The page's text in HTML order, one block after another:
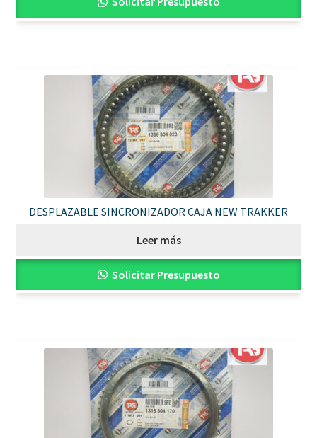
DESPLAZABLE SINCRONIZADOR CAJA NEW TRAKKER
Leer más
Solicitar Presupuesto